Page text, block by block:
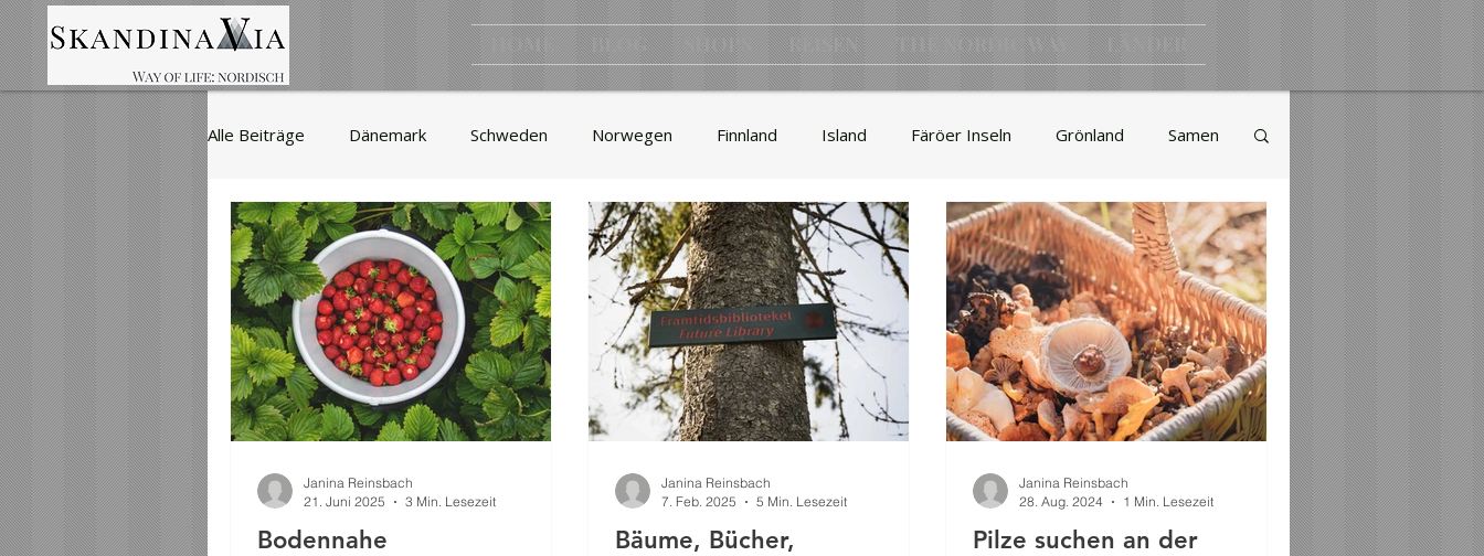
HOME BLOG SHOPS REISEN THE NORDIC WAY LÄNDER
Alle Beiträge Dänemark Schweden Norwegen Finnland Island Färöer Inseln Grönland Samen
Sport Literatur Mode & Design Wohnen Kultur Geschichte Musik Natur Lebensart
Filme Reisen Wirtschaft Werbung Camping Skandinavien Angeln Auswandern
Sakerwalla Kino Politik Gesellschaft Wikinger
Bodennahe
Janina Reinsbach
21. Juni 2025
3 Min. Lesezeit
Bäume, Bücher,
Janina Reinsbach
7. Feb. 2025
5 Min. Lesezeit
Pilze suchen an der
Janina Reinsbach
28. Aug. 2024
1 Min. Lesezeit